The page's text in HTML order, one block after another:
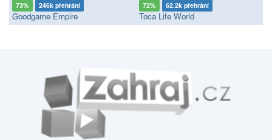
73% 246k přehrání
Goodgame Empire
72% 62.2k přehrání
Toca Life World